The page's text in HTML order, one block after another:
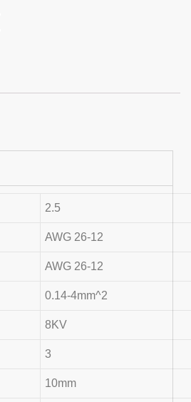
2.5
AWG 26-12
AWG 26-12
0.14-4mm^2
8KV
3
10mm